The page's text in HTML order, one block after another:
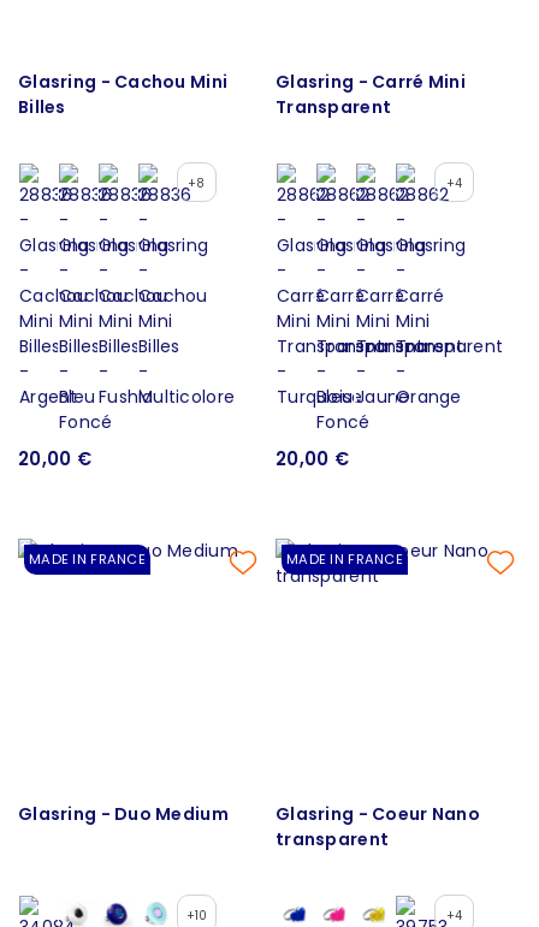
Glasring - Cachou Mini
Billes
+8
20,00 €
Glasring - Carré Mini
Transparent
+4
20,00 €
MADE IN FRANCE
Glasring - Duo Medium
+10
MADE IN FRANCE
Glasring - Coeur Nano
transparent
+4